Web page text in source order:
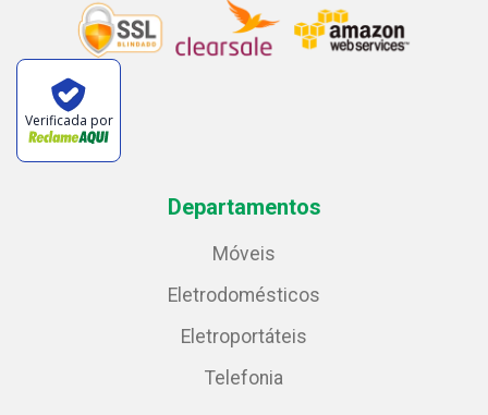
Verificada por
Departamentos
Móveis
Eletrodomésticos
Eletroportáteis
Telefonia